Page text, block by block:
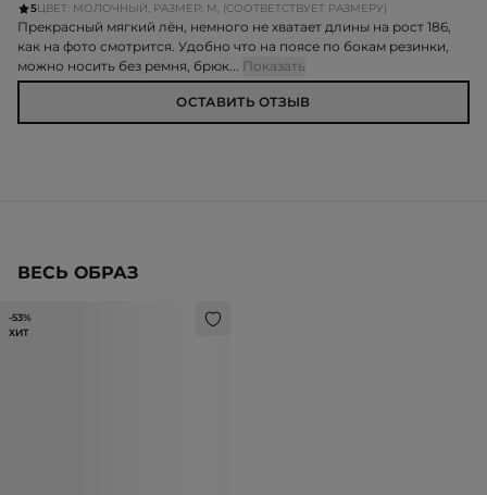
5ЦВЕТ: МОЛОЧНЫЙ, РАЗМЕР: M, (СООТВЕТСТВУЕТ РАЗМЕРУ)
Прекрасный мягкий лён, немного не хватает длины на рост 186,
как на фото смотрится. Удобно что на поясе по бокам резинки,
можно носить без ремня, брюк... Показать
ОСТАВИТЬ ОТЗЫВ
ВЕСЬ ОБРАЗ
-53%
ХИТ